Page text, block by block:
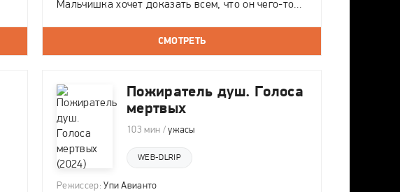
Мальчишка хочет доказать всем, что он чего-то
«Голос». Помочь ему с подготовкой к конкурсу
СМОТРЕТЬ
Пожиратель душ. Голоса
мертвых
103 мин /ужасы
WEB-DLRIP
Режиссер: Упи Авианто